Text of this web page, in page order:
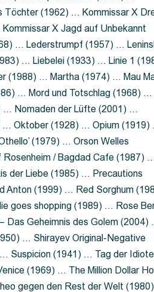
Töchter (1962) … Kommissar X
X Jagd auf Unbekannt
… Lederstrumpf (1957) …
… Liebelei (1933) … Linie 1
(1988) … Martha (1974) … Mau
… Mord und Totschlag (1968) …
… Nomaden der Lüfte (2001) …
… Oktober (1928) … Opium (1919)
(1979) … Orson Welles
Rosenheim / Bagdad Cafe (1987) …
der Liebe (1985) … Precautions
Anton (1999) … Red Sorghum
goes shopping (1989) … Rose
Geheimnis des Golem (2004)
… Shirayev Original-Negative
Suspicion (1941) … Tag der
(1969) … The Million Dollar
gegen den Rest der Welt